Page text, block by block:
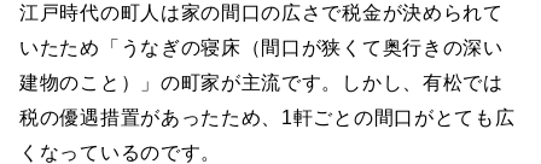
江戸時代の町人は家の間口の広さで税金が決められて
いたため「うなぎの寝床（間口が狭くて奥行きの深い
建物のこと）」の町家が主流です。しかし、有松では
税の優遇措置があったため、1軒ごとの間口がとても広
くなっているのです。